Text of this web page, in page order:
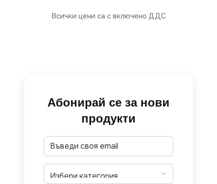
Всички цени са с включено ДДС
Абонирай се за нови
продукти